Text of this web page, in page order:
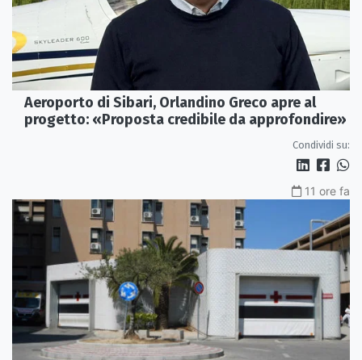
Aeroporto di Sibari, Orlandino Greco apre al
progetto: «Proposta credibile da approfondire»
Condividi su:
11 ore fa